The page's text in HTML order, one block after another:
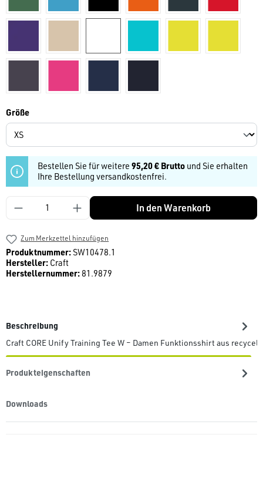
Größeauswählen
Bestellen Sie für weitere 95,20 € Brutto und Sie erhalten
Ihre Bestellung versandkostenfrei.
Produkt Anzahl: Gib den gewünschten Wert
In den Warenkorb
Zum Merkzettel hinzufügen
Produktnummer:SW10478.1
Hersteller: Craft
Herstellernummer: 81.9879
Beschreibung
Craft CORE Unify Training Tee W – Damen Funktionsshirt aus
Produkteigenschaften
Downloads